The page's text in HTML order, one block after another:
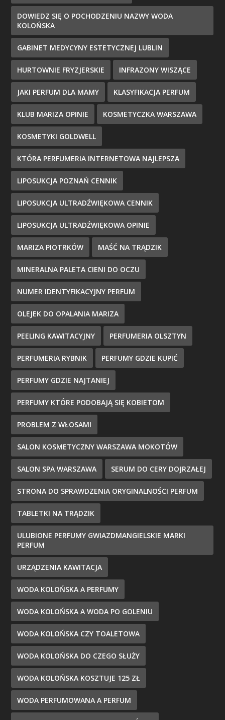
DOWIEDZ SIĘ O POCHODZENIU NAZWY WODA
KOLOŃSKA
GABINET MEDYCYNY ESTETYCZNEJ LUBLIN
HURTOWNIE FRYZJERSKIE INFRAZONY WISZĄCE
JAKI PERFUM DLA MAMY KLASYFIKACJA PERFUM
KLUB MARIZA OPINIE KOSMETYCZKA WARSZAWA
KOSMETYKI GOLDWELL
KTÓRA PERFUMERIA INTERNETOWA NAJLEPSZA
LIPOSUKCJA POZNAŃ CENNIK
LIPOSUKCJA ULTRADŹWIĘKOWA CENNIK
LIPOSUKCJA ULTRADŹWIĘKOWA OPINIE
MARIZA PIOTRKÓW MAŚĆ NA TRĄDZIK
MINERALNA PALETA CIENI DO OCZU
NUMER IDENTYFIKACYJNY PERFUM
OLEJEK DO OPALANIA MARIZA
PEELING KAWITACYJNY PERFUMERIA OLSZTYN
PERFUMERIA RYBNIK PERFUMY GDZIE KUPIĆ
PERFUMY GDZIE NAJTANIEJ
PERFUMY KTÓRE PODOBAJĄ SIĘ KOBIETOM
PROBLEM Z WŁOSAMI
SALON KOSMETYCZNY WARSZAWA MOKOTÓW
SALON SPA WARSZAWA SERUM DO CERY DOJRZAŁEJ
STRONA DO SPRAWDZENIA ORYGINALNOŚCI PERFUM
TABLETKI NA TRĄDZIK
ULUBIONE PERFUMY GWIAZDMANGIELSKIE MARKI
PERFUM
URZĄDZENIA KAWITACJA
WODA KOLOŃSKA A PERFUMY
WODA KOLOŃSKA A WODA PO GOLENIU
WODA KOLOŃSKA CZY TOALETOWA
WODA KOLOŃSKA DO CZEGO SŁUŻY
WODA KOLOŃSKA KOSZTUJE 125 ZŁ
WODA PERFUMOWANA A PERFUM